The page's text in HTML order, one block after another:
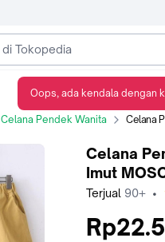
Celana Pendek Wanita Celana Pendek BICHON
Celana
Imut
Terjual 90+ •
Oops, ada kendala dengan